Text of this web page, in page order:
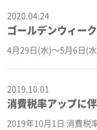
2020.04.24
ゴールデンウィー
4月29日(水)〜5月6日(
2019.10.01
消費税率アップに
2019年10月1日 消費税